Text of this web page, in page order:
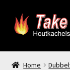
Ga
door
Ga
naar
Home
Home